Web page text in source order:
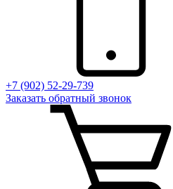
+7 (902) 52-29-739
Заказать обратный звонок